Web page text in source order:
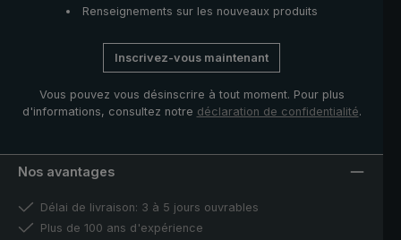
Renseignements sur les nouveaux produits
Inscrivez-vous maintenant
Vous pouvez vous désinscrire à tout moment. Pour plus
d'informations, consultez notre déclaration de confidentialité.
Nos avantages
Délai de livraison: 3 à 5 jours ouvrables
Plus de 100 ans d'expérience